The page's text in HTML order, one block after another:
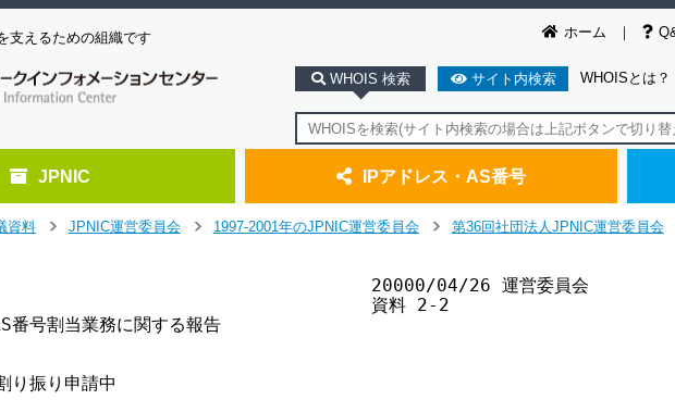
ホーム
支えるための組織です
WHOIS 検索 サイト内検索 WHOISとは？
JPNIC IPアドレス・AS番号
資料
JPNIC運営委員会
1997-2001年のJPNIC運営委員会
第36回社団法人JPNIC運営委員会
20000/04/26 運営委員会
資料 2-2
号割当業務に関する報告
り振り申請中